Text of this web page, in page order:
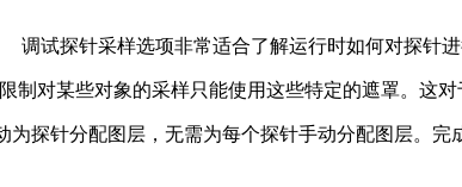
调试探针采样选项非常适合了解运行时如何对探针进
制对某些对象的采样只能使用这些特定的遮罩。这
探针分配图层，无需为每个探针手动分配图层。